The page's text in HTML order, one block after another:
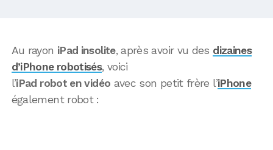
Au rayon iPad insolite, après avoir vu des dizaines
d’iPhone robotisés, voici
l’iPad robot en vidéo avec son petit frère l’iPhone
également robot :